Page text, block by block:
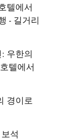
텔에서
- 길거리
우한의
텔에서
경이로
석